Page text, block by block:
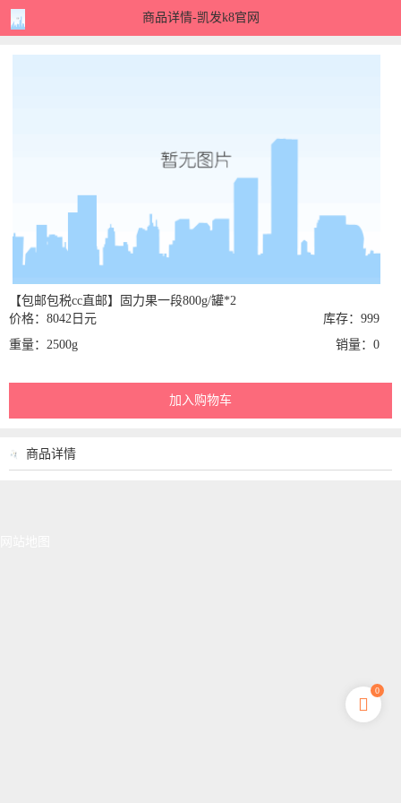
商品详情-凯发k8官网
【包邮包税cc直邮】固力果一段800g/罐*2
价格：8042日元
库存：999
重量：2500g
销量：0
加入购物车
商品详情
0